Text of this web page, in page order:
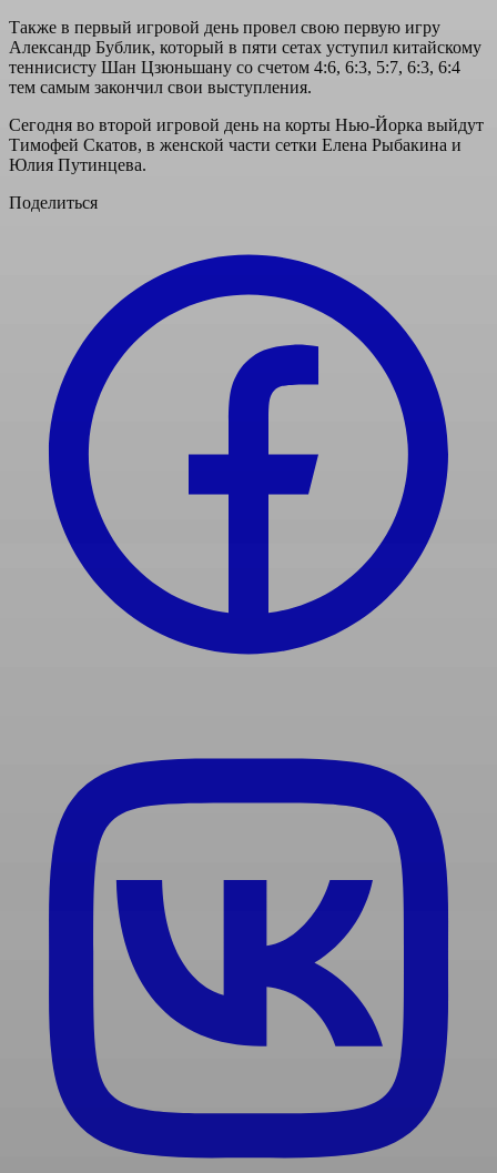
Также в первый игровой день провел свою первую игру
Александр Бублик, который в пяти сетах уступил китайскому
теннисисту Шан Цзюньшану со счетом 4:6, 6:3, 5:7, 6:3, 6:4
тем самым закончил свои выступления.
Сегодня во второй игровой день на корты Нью-Йорка выйдут
Тимофей Скатов, в женской части сетки Елена Рыбакина и
Юлия Путинцева.
Поделиться